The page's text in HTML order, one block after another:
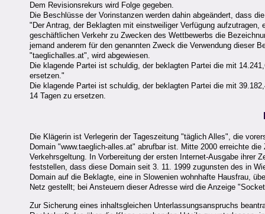
Dem Revisionsrekurs wird Folge gegeben.
Die Beschlüsse der Vorinstanzen werden dahin abgeändert, dass
"Der Antrag, der Beklagten mit einstweiliger Verfügung
geschäftlichen Verkehr zu Zwecken des Wettbewerbs die
jemand anderem für den genannten Zweck die Verwendung dieser
"taeglichalles.at", wird abgewiesen.
Die klagende Partei ist schuldig, der beklagten Partei die mit
ersetzen."
Die klagende Partei ist schuldig, der beklagten Partei die mit
14 Tagen zu ersetzen.
Die Klägerin ist Verlegerin der Tageszeitung "täglich Alles", die
Domain "www.taeglich-alles.at" abrufbar ist. Mitte 2000 erreichte
Verkehrsgeltung. In Vorbereitung der ersten Internet-Ausgabe ihrer
feststellen, dass diese Domain seit 3. 11. 1999 zugunsten des in
Domain auf die Beklagte, eine in Slowenien wohnhafte Hausfrau,
Netz gestellt; bei Ansteuern dieser Adresse wird die Anzeige
Zur Sicherung eines inhaltsgleichen Unterlassungsanspruchs